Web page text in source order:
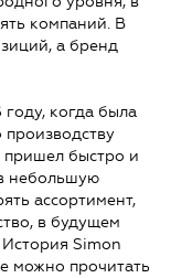
компаний. В
а бренд
году, когда была
пришел быстро и
небольшую
ассортимент,
в будущем
Simon
можно прочитать